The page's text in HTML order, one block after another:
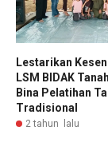
Lestarikan
LSM BIDAK
Bina Pelatihan
Tradisional
2 tahun lalu